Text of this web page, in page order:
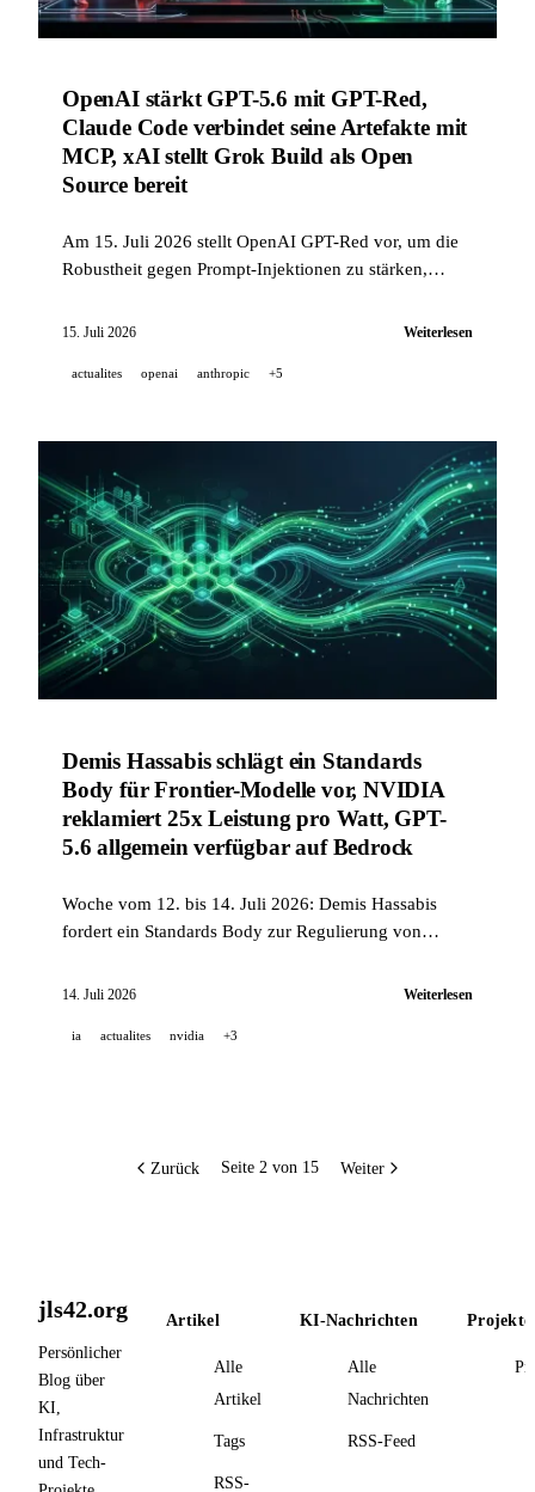
OpenAI stärkt GPT-5.6 mit GPT-Red,
Claude Code verbindet seine Artefakte mit
MCP, xAI stellt Grok Build als Open
Source bereit
Am 15. Juli 2026 stellt OpenAI GPT-Red vor, um die
Robustheit gegen Prompt-Injektionen zu stärken,
hinzu, und xAI veröffentlicht den Quellcode von Grok
15. Juli 2026 Weiterlesen
actualites openai anthropic +5
Demis Hassabis schlägt ein Standards
Body für Frontier-Modelle vor, NVIDIA
reklamiert 25x Leistung pro Watt, GPT-
5.6 allgemein verfügbar auf Bedrock
Woche vom 12. bis 14. Juli 2026: Demis Hassabis
fordert ein Standards Body zur Regulierung von
pro-Watt-Gewinne von Blackwell und stellt RL
Amazon Bedrock.
14. Juli 2026 Weiterlesen
ia actualites nvidia +3
Zurück Seite 2 von 15 Weiter
jls42.org
Persönlicher
Blog über
KI,
Infrastruktur
und Tech-
Artikel
Alle
Artikel
Tags
RSS-
KI-Nachrichten
Alle
Nachrichten
RSS-Feed
Projekte